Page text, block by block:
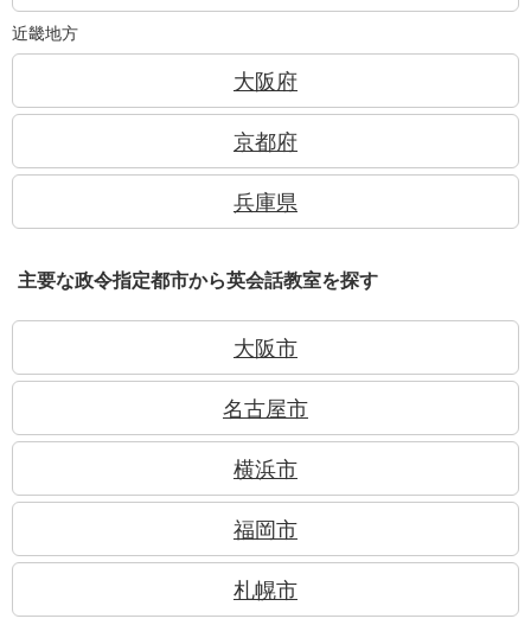
近畿地方
大阪府
京都府
兵庫県
主要な政令指定都市から英会話教室を探す
大阪市
名古屋市
横浜市
福岡市
札幌市